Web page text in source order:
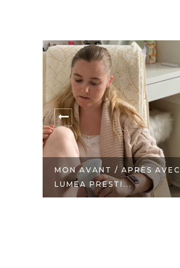
MON AVANT / APRÈS AVEC
LUMEA PRESTI...